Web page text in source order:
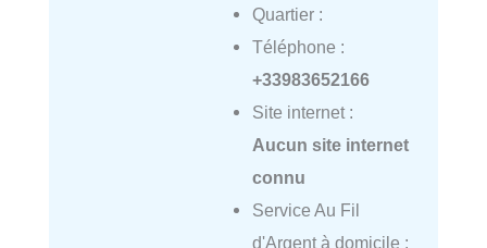
Quartier :
Téléphone :
+33983652166
Site internet :
Aucun site internet
connu
Service Au Fil
d'Argent à domicile :